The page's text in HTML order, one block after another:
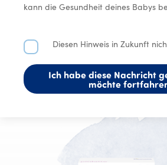
kann die Gesundheit deines Babys
Diesen Hinweis in Zukunft
Ich habe diese Nachricht
möchte